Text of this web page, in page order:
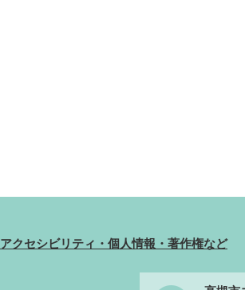
アクセシビリティ・個人情報・著作権など